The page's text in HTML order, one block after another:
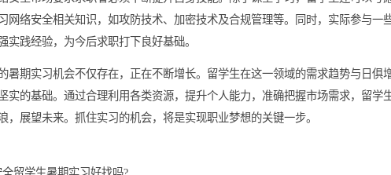
实际操作中的能力。面试过程中，准备一些有关网络安全的热点话题和
技能的重要性
网络安全市场要求求职者必须不断提升自身技能。除了课堂学习，留学
学习网络安全相关知识，如攻防技术、加密技术及合规管理等。同时，
增强实践经验，为今后求职打下良好基础。